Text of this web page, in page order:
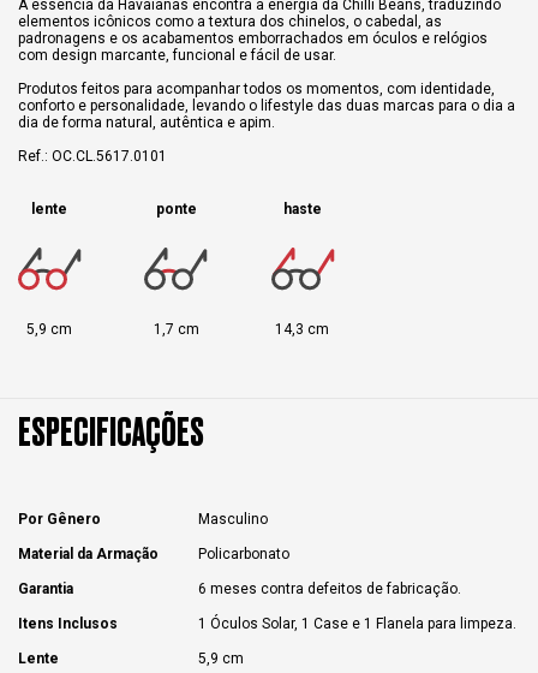
A essência da Havaianas encontra a energia da Chilli Beans, traduzindo
elementos icônicos como a textura dos chinelos, o cabedal, as
padronagens e os acabamentos emborrachados em óculos e relógios
com design marcante, funcional e fácil de usar.
Produtos feitos para acompanhar todos os momentos, com identidade,
conforto e personalidade, levando o lifestyle das duas marcas para o dia a
dia de forma natural, autêntica e apim.
Ref.: OC.CL.5617.0101
lente
5,9 cm
ponte
1,7 cm
haste
14,3 cm
ESPECIFICAÇÕES
Por Gênero Masculino
Material da Armação Policarbonato
Garantia 6 meses contra defeitos de fabricação.
Itens Inclusos 1 Óculos Solar, 1 Case e 1 Flanela para limpeza.
Lente 5,9 cm